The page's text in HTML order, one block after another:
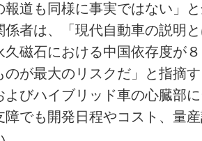
報道も同様に事実ではない」
係者は、「現代自動車の説明
久磁石における中国依存度が
のが最大のリスクだ」と指摘
よびハイブリッド車の心臓部
障でも開発日程やコスト、量